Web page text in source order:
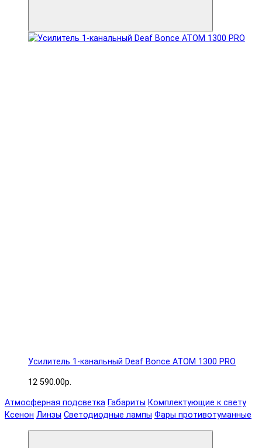
Усилитель 1-канальный Deaf Bonce ATOM 1300 PRO
12 590.00р.
Атмосферная подсветка Габариты Комплектующие к свету
Ксенон Линзы Светодиодные лампы Фары противотуманные